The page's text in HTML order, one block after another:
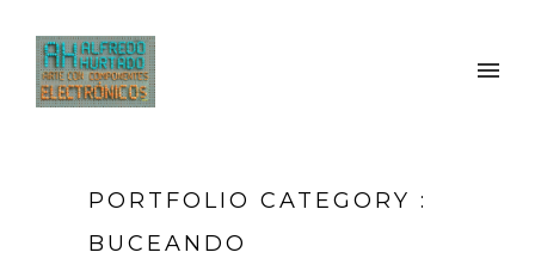
PORTFOLIO CATEGORY :
BUCEANDO